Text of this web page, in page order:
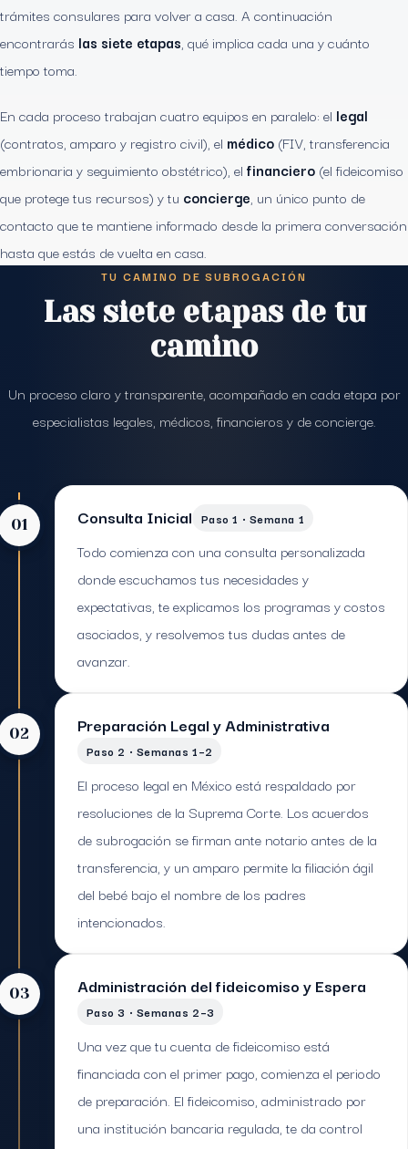
trámites consulares para volver a casa. A continuación
encontrarás las siete etapas, qué implica cada una y cuánto
tiempo toma.
En cada proceso trabajan cuatro equipos en paralelo: el legal
(contratos, amparo y registro civil), el médico (FIV, transferencia
embrionaria y seguimiento obstétrico), el financiero (el fideicomiso
que protege tus recursos) y tu concierge, un único punto de
contacto que te mantiene informado desde la primera conversación
hasta que estás de vuelta en casa.
TU CAMINO DE SUBROGACIÓN
Las siete etapas de tu
camino
Un proceso claro y transparente, acompañado en cada etapa por
especialistas legales, médicos, financieros y de concierge.
01 Consulta Inicial Paso 1 · Semana 1
Todo comienza con una consulta personalizada
donde escuchamos tus necesidades y
expectativas, te explicamos los programas y costos
asociados, y resolvemos tus dudas antes de
avanzar.
02 Preparación Legal y Administrativa
Paso 2 · Semanas 1–2
El proceso legal en México está respaldado por
resoluciones de la Suprema Corte. Los acuerdos
de subrogación se firman ante notario antes de la
transferencia, y un amparo permite la filiación ágil
del bebé bajo el nombre de los padres
intencionados.
03 Administración del fideicomiso y Espera
Paso 3 · Semanas 2–3
Una vez que tu cuenta de fideicomiso está
financiada con el primer pago, comienza el periodo
de preparación. El fideicomiso, administrado por
una institución bancaria regulada, te da control